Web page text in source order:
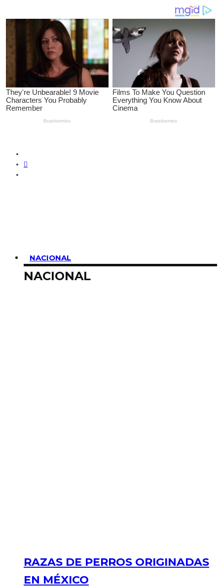
NACIONAL
NACIONAL
RAZAS DE PERROS ORIGINADAS
EN MÉXICO